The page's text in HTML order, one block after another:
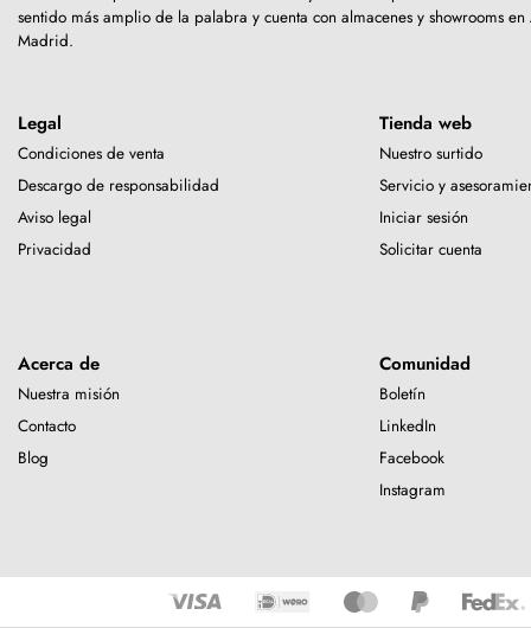
sentido más amplio de la palabra y cuenta con almacenes y showrooms
Madrid.
Legal
Condiciones de venta
Descargo de responsabilidad
Aviso legal
Privacidad
Tienda web
Nuestro surtido
Servicio y
Iniciar sesión
Solicitar cuenta
Acerca de
Nuestra misión
Contacto
Blog
Comunidad
Boletín
LinkedIn
Facebook
Instagram